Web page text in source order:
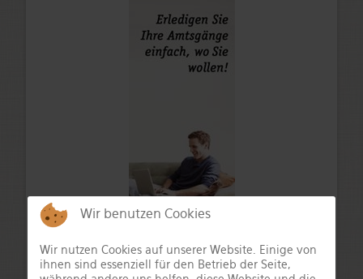
Wir benutzen Cookies
Wir nutzen Cookies auf unserer Website. Einige von
ihnen sind essenziell für den Betrieb der Seite,